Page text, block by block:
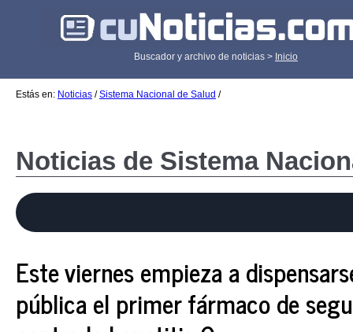
Buscador y archivo de noticias > Inicio
Estás en: Noticias /Sistema Nacional de Salud /
Noticias de Sistema
Este viernes empieza a
pública el primer fármaco de